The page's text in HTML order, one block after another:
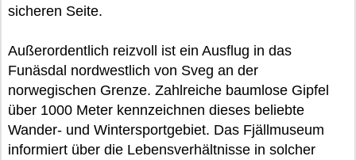
sicheren Seite.
Außerordentlich reizvoll ist ein Ausflug in das
Funäsdal nordwestlich von Sveg an der
norwegischen Grenze. Zahlreiche baumlose Gipfel
über 1000 Meter kennzeichnen dieses beliebte
Wander- und Wintersportgebiet. Das Fjällmuseum
informiert über die Lebensverhältnisse in solcher